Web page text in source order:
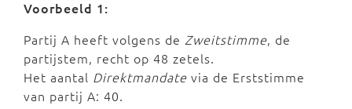
Voorbeeld 1:
Partij A heeft volgens de Zweitstimme, de
partijstem, recht op 48 zetels.
Het aantal Direktmandate via de Erststimme
van partij A: 40.